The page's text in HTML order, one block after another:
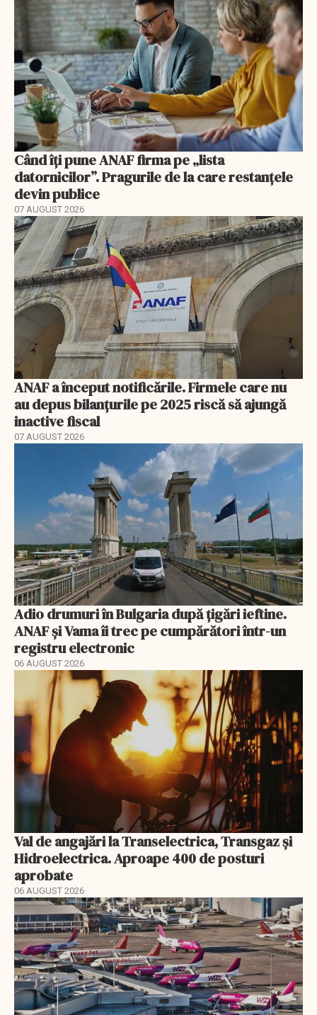
Când îți pune ANAF firma pe „lista
datornicilor”. Pragurile de la care restanțele
devin publice
07 AUGUST 2026
ANAF a început notificările. Firmele care nu
au depus bilanțurile pe 2025 riscă să ajungă
inactive fiscal
07 AUGUST 2026
Adio drumuri în Bulgaria după țigări ieftine.
ANAF și Vama îi trec pe cumpărători într-un
registru electronic
06 AUGUST 2026
Val de angajări la Transelectrica, Transgaz și
Hidroelectrica. Aproape 400 de posturi
aprobate
06 AUGUST 2026